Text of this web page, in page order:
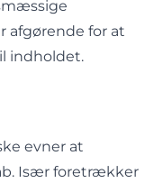
afgørende for at
indholdet.
evner at
Især foretrækker